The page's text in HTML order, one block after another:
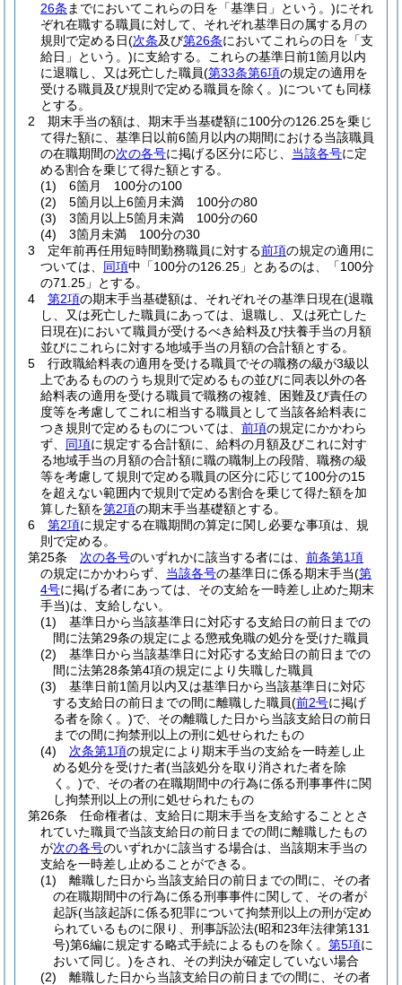
26条 までにおいてこれらの日を「基準日」という。)にそれ
ぞれ在職する職員に対して、それぞれ基準日の属する月の
規則で定める日(次条及び第26条においてこれらの日を「支
給日」という。)に支給する。
これらの基準日前1箇月以内
に退職し、又は死亡した職員(第33条第6項の規定の適用を
受ける職員及び規則で定める職員を除く。)についても同様
とする。
2
期末手当の額は、期末手当基礎額に100分の126.25を乗じ
て得た額に、基準日以前6箇月以内の期間における当該職員
の在職期間の次の各号に掲げる区分に応じ、 当該各号に定
める割合を乗じて得た額とする。
(1)
6箇月 100分の100
(2)
5箇月以上6箇月未満 100分の80
(3)
3箇月以上5箇月未満 100分の60
(4)
3箇月未満 100分の30
3
定年前再任用短時間勤務職員に対する前項の規定の適用に
ついては、 同項中「100分の126.25」とあるのは、「100分
の71.25」とする。
4
第2項の期末手当基礎額は、それぞれその基準日現在(退職
し、又は死亡した職員にあっては、退職し、又は死亡した
日現在)において職員が受けるべき給料及び扶養手当の月額
並びにこれらに対する地域手当の月額の合計額とする。
5
行政職給料表の適用を受ける職員でその職務の級が3級以
上であるもののうち規則で定めるもの並びに同表以外の各
給料表の適用を受ける職員で職務の複雑、困難及び責任の
度等を考慮してこれに相当する職員として当該各給料表に
つき規則で定めるものについては、 前項の規定にかかわら
ず、 同項に規定する合計額に、給料の月額及びこれに対す
る地域手当の月額の合計額に職の職制上の段階、職務の級
等を考慮して規則で定める職員の区分に応じて100分の15
を超えない範囲内で規則で定める割合を乗じて得た額を加
算した額を第2項の期末手当基礎額とする。
6
第2項に規定する在職期間の算定に関し必要な事項は、規
則で定める。
第25条
次の各号のいずれかに該当する者には、 前条第1項
の規定にかかわらず、 当該各号の基準日に係る期末手当(第
4号に掲げる者にあっては、その支給を一時差し止めた期末
手当)は、支給しない。
(1)
基準日から当該基準日に対応する支給日の前日までの
間に法第29条の規定による懲戒免職の処分を受けた職員
(2)
基準日から当該基準日に対応する支給日の前日までの
間に法第28条第4項の規定により失職した職員
(3)
基準日前1箇月以内又は基準日から当該基準日に対応
する支給日の前日までの間に離職した職員(前2号に掲げ
る者を除く。)で、その離職した日から当該支給日の前日
までの間に拘禁刑以上の刑に処せられたもの
(4)
次条第1項の規定により期末手当の支給を一時差し止
める処分を受けた者(当該処分を取り消された者を除
く。)で、その者の在職期間中の行為に係る刑事事件に関
し拘禁刑以上の刑に処せられたもの
第26条
任命権者は、支給日に期末手当を支給することとさ
れていた職員で当該支給日の前日までの間に離職したもの
が次の各号のいずれかに該当する場合は、当該期末手当の
支給を一時差し止めることができる。
(1)
離職した日から当該支給日の前日までの間に、その者
の在職期間中の行為に係る刑事事件に関して、その者が
起訴(当該起訴に係る犯罪について拘禁刑以上の刑が定め
られているものに限り、刑事訴訟法(昭和23年法律第131
号)第6編に規定する略式手続によるものを除く。 第5項に
おいて同じ。)をされ、その判決が確定していない場合
(2)
離職した日から当該支給日の前日までの間に、その者